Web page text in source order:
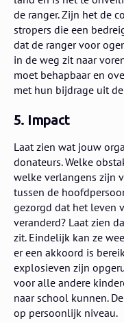
de ranger. Zijn het de
stropers die een
dat de ranger voor
in de weg zit naar
moet behapbaar en
met hun bijdrage uit
5. Impact
Laat zien wat jouw
donateurs. Welke
welke verlangens zijn
tussen de
gezorgd dat het leven
veranderd? Laat zien
zit. Eindelijk kan ze
er een akkoord is
explosieven zijn
voor alle andere
naar school kunnen.
op persoonlijk niveau.